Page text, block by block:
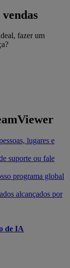
fazer um
lugares e
suporte ou fale
programa global
alcançados por
de IA